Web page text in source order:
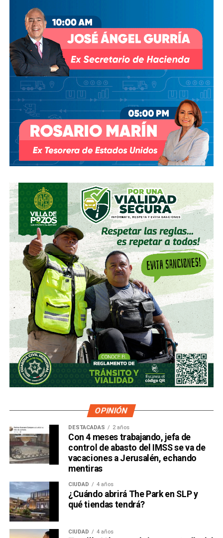
OPINIÓN
DESTACADAS 2 años
Con 4 meses trabajando, jefa de
control de abasto del IMSS se va de
vacaciones a Jerusalén, echando
mentiras
CIUDAD 4 años
¿Cuándo abrirá The Park en SLP y
qué tiendas tendrá?
CIUDAD 4 años